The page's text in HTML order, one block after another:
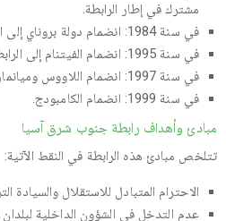
مشترك في إطار الرابطة.
في سنة 1984: انضمام دولة بروناي إلى الرابطة.
في سنة 1995: انضمام الفيتنام إلى الرابطة.
في سنة 1997: انضمام اللاووس وميانمار (برمانيا سابقا).
في سنة 1999: انضمام الكامبودج.
مبادئ وأھداف رابطة جنوب شرق آسيا
تتلخص مبادئ ھذه الرابطة في النقط الآتية:
الاحترام المتبادل للاستقلال والسيادة
عدم التدخل في الشؤون الداخلية لبلدان